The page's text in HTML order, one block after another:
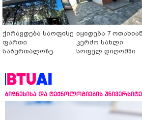
ქირავდება საოფისე
ფართი
საბურთალოზე
იყიდება 7
კერძო სახლი
სოფელ დიღომში
ბიზნესისა და ტექნოლოგიების